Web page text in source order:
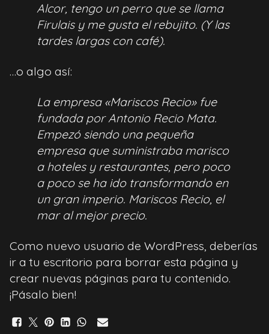
Alcor, tengo un perro que se llama
Firulais y me gusta el rebujito. (Y las
tardes largas con café).
…o algo así:
La empresa «Mariscos Recio» fue
fundada por Antonio Recio Mata.
Empezó siendo una pequeña
empresa que suministraba marisco
a hoteles y restaurantes, pero poco
a poco se ha ido transformando en
un gran imperio. Mariscos Recio, el
mar al mejor precio.
Como nuevo usuario de WordPress, deberías
ir atu escritorio para borrar esta página y
crear nuevas páginas para tu contenido.
¡Pásalo bien!